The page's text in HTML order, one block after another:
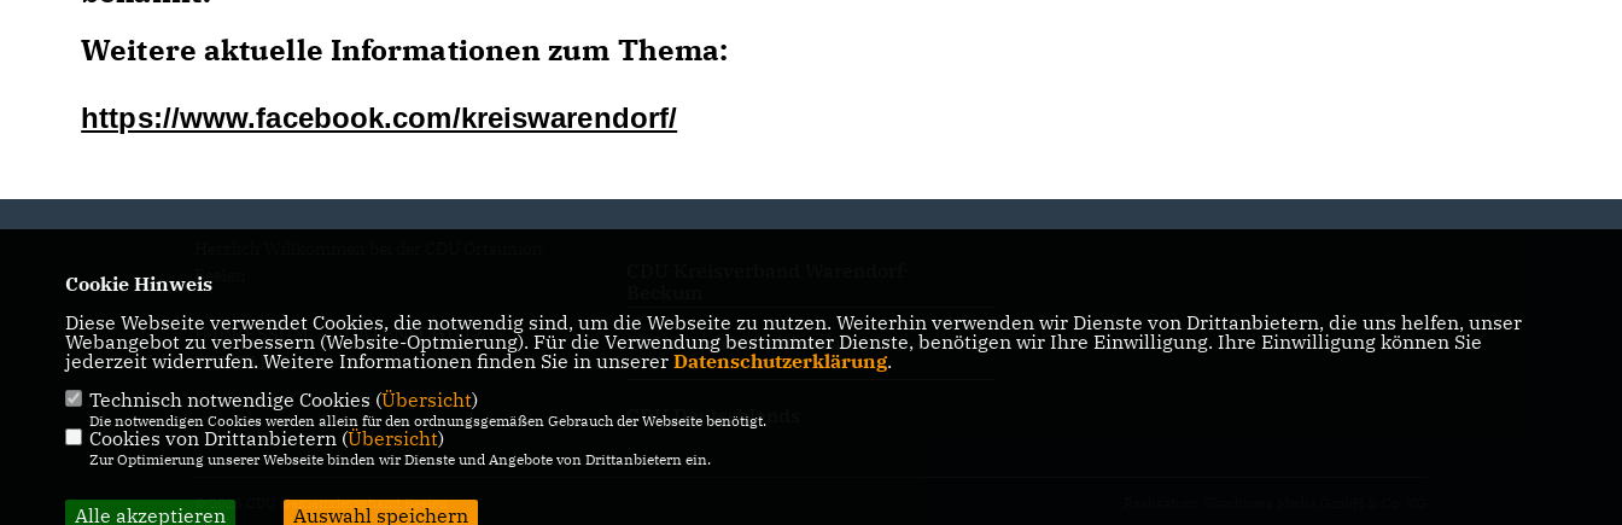
Weitere aktuelle Informationen zum Thema:
https://www.facebook.com/kreiswarendorf/
Beelen
IMPRESSUM
DATENSCHUTZ
KONTAKT
CDU Nordrhein-Westfalen
CDU Deutschlands
© 2026 CDU Gemeindeverband Beelen
Cookie Hinweis
Diese Webseite verwendet Cookies, die notwendig sind, um die Webseite zu nutzen. Weiterhin verwenden wir Dienste von Drittanbietern, die uns helfen, unser
Webangebot zu verbessern (Website-Optmierung). Für die Verwendung bestimmter Dienste, benötigen wir Ihre Einwilligung. Ihre Einwilligung können Sie
jederzeit widerrufen. Weitere Informationen finden Sie in unserer Datenschutzerklärung.
Technisch notwendige Cookies (Übersicht)
Die notwendigen Cookies werden allein für den ordnungsgemäßen Gebrauch der Webseite benötigt.
Cookies von Drittanbietern (Übersicht)
Zur Optimierung unserer Webseite binden wir Dienste und Angebote von Drittanbietern ein.
Alle akzeptieren Auswahl speichern